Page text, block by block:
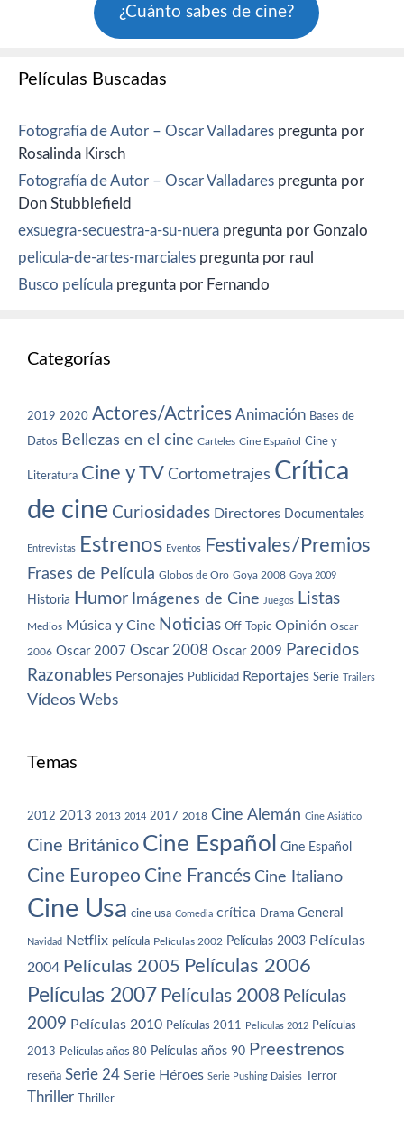
¿Cuánto sabes de cine?
Películas Buscadas
Fotografía de Autor – Oscar Valladares pregunta por
Rosalinda Kirsch
Fotografía de Autor – Oscar Valladares pregunta por
Don Stubblefield
exsuegra-secuestra-a-su-nuera pregunta por Gonzalo
pelicula-de-artes-marciales pregunta por raul
Busco película pregunta por Fernando
Categorías
2019 2020 Actores/Actrices Animación Bases de
Datos Bellezas en el cine Carteles Cine Español Cine y
Literatura Cine y TV Cortometrajes Crítica
de cine Curiosidades Directores Documentales
Entrevistas Estrenos Eventos Festivales/Premios
Frases de Película Globos de Oro Goya 2008 Goya 2009
Historia Humor Imágenes de Cine Juegos Listas
Medios Música y Cine Noticias Off-Topic Opinión Oscar
2006 Oscar 2007 Oscar 2008 Oscar 2009 Parecidos
Razonables Personajes Publicidad Reportajes Serie Trailers
Vídeos Webs
Temas
2012 2013 2013 2014 2017 2018 Cine Alemán Cine Asiático
Cine Británico Cine Español Cine Español
Cine Europeo Cine Francés Cine Italiano
Cine Usa cine usa Comedia crítica Drama General
Navidad Netflix película Películas 2002 Películas 2003 Películas
2004 Películas 2005 Películas 2006
Películas 2007 Películas 2008 Películas
2009 Películas 2010 Películas 2011 Películas 2012 Películas
2013 Películas años 80 Películas años 90 Preestrenos
reseña Serie 24 Serie Héroes Serie Pushing Daisies Terror
Thriller Thriller